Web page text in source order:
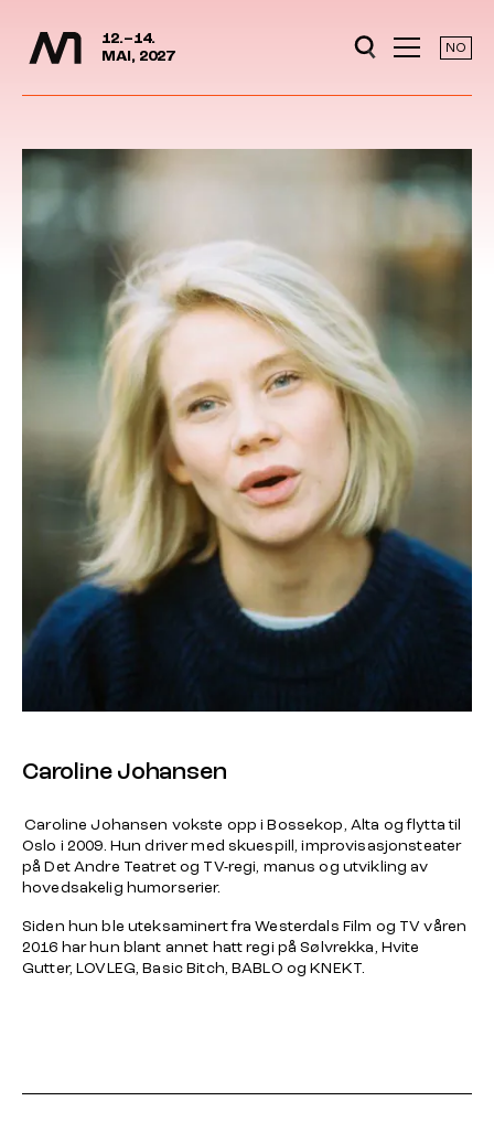
Jump to content
12.–14.
MAI, 2027
NO
Caroline Johansen
Caroline Johansen vokste opp i Bossekop, Alta og flytta til
Oslo i 2009. Hun driver med skuespill, improvisasjonsteater
på Det Andre Teatret og TV-regi, manus og utvikling av
hovedsakelig humorserier.
Siden hun ble uteksaminert fra Westerdals Film og TV våren
2016 har hun blant annet hatt regi på Sølvrekka, Hvite
Gutter, LOVLEG, Basic Bitch, BABLO og KNEKT.